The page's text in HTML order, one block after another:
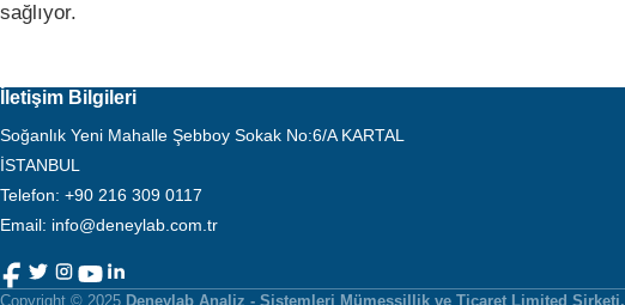
sağlıyor.
İletişim Bilgileri
Soğanlık Yeni Mahalle Şebboy Sokak No:6/A KARTAL
İSTANBUL
Telefon: +90 216 309 0117
Email: info@deneylab.com.tr
Copyright © 2025 Deneylab Analiz - Sistemleri Mümessillik ve Ticaret Limited Şirketi.